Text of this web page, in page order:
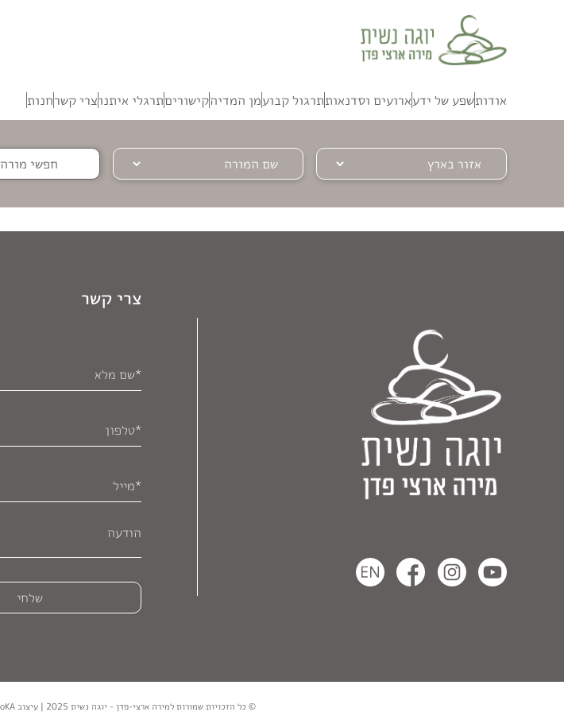
אודותשפע של ידעארועים וסדנאותתרגול קבועמן המדיהקישוריםתרגלי איתנוצרי קשרחנות
חפשי מורה
צרי קשר
© כל הזכויות שמורות למירה ארצי-פדן - יוגה נשית 2025 | עיצוב StudioKA | פיתוח NBL Design | צילום אלה סוורדלוב קרן